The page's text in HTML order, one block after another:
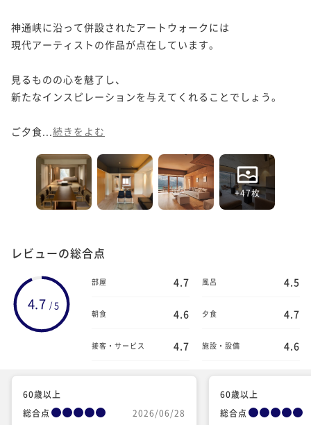
神通峡に沿って併設されたアートウォークには
現代アーティストの作品が点在しています。
見るものの心を魅了し、
新たなインスピレーションを与えてくれることでしょう。
ご夕食... 続きをよむ
+47枚
レビューの総合点
4.7 / 5
部屋 4.7 風呂 4.5
朝食 4.6 夕食 4.7
接客・サービス 4.7 施設・設備 4.6
60歳以上
総合点
2026/06/28
60歳以上
総合点